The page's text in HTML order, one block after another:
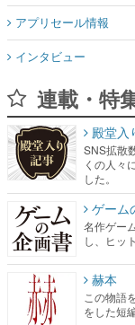
連載・特
くの人々
した。
ゲーム
名作ゲー
し、ヒッ
赫本
この物語
をした短
新世代
これから
を追い、